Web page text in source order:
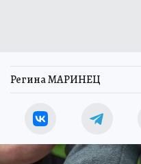
Регина МАРИНЕЦ